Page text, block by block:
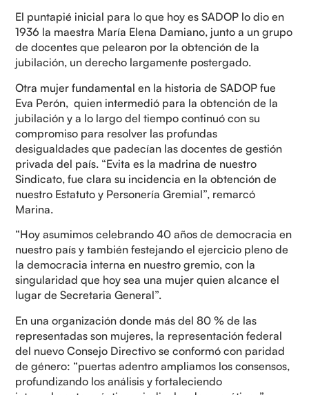
El puntapié inicial para lo que hoy es SADOP lo dio en
1936 la maestra María Elena Damiano, junto a un grupo
de docentes que pelearon por la obtención de la
jubilación, un derecho largamente postergado.
Otra mujer fundamental en la historia de SADOP fue
Eva Perón, quien intermedió para la obtención de la
jubilación y a lo largo del tiempo continuó con su
compromiso para resolver las profundas
desigualdades que padecían las docentes de gestión
privada del país. “Evita es la madrina de nuestro
Sindicato, fue clara su incidencia en la obtención de
nuestro Estatuto y Personería Gremial”, remarcó
Marina.
“Hoy asumimos celebrando 40 años de democracia en
nuestro país y también festejando el ejercicio pleno de
la democracia interna en nuestro gremio, con la
singularidad que hoy sea una mujer quien alcance el
lugar de Secretaria General”.
En una organización donde más del 80 % de las
representadas son mujeres, la representación federal
del nuevo Consejo Directivo se conformó con paridad
de género: “puertas adentro ampliamos los consensos,
profundizando los análisis y fortaleciendo